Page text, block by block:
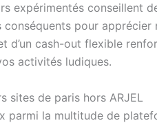
expérimentés conseillent
conséquents pour
d’un cash-out flexible
activités ludiques.
sites de paris hors ARJEL
parmi la multitude de